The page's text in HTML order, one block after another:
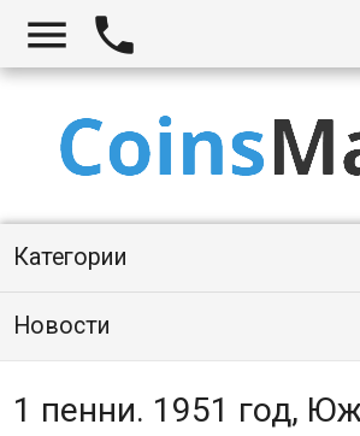
 
Категории
Новости
1 пенни. 1951 год,